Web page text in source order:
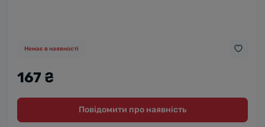
Немає в наявності
167 ₴
Повідомити про наявність